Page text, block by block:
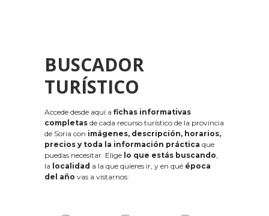
BUSCADOR
TURÍSTICO
Accede desde aquí a fichas informativas
completas de cada recurso turístico de la provincia
de Soria con imágenes, descripción, horarios,
precios y toda la información práctica que
puedas necesitar. Elige lo que estás buscando,
la localidad a la que quieres ir, y en qué época
del año vas a vistarnos: